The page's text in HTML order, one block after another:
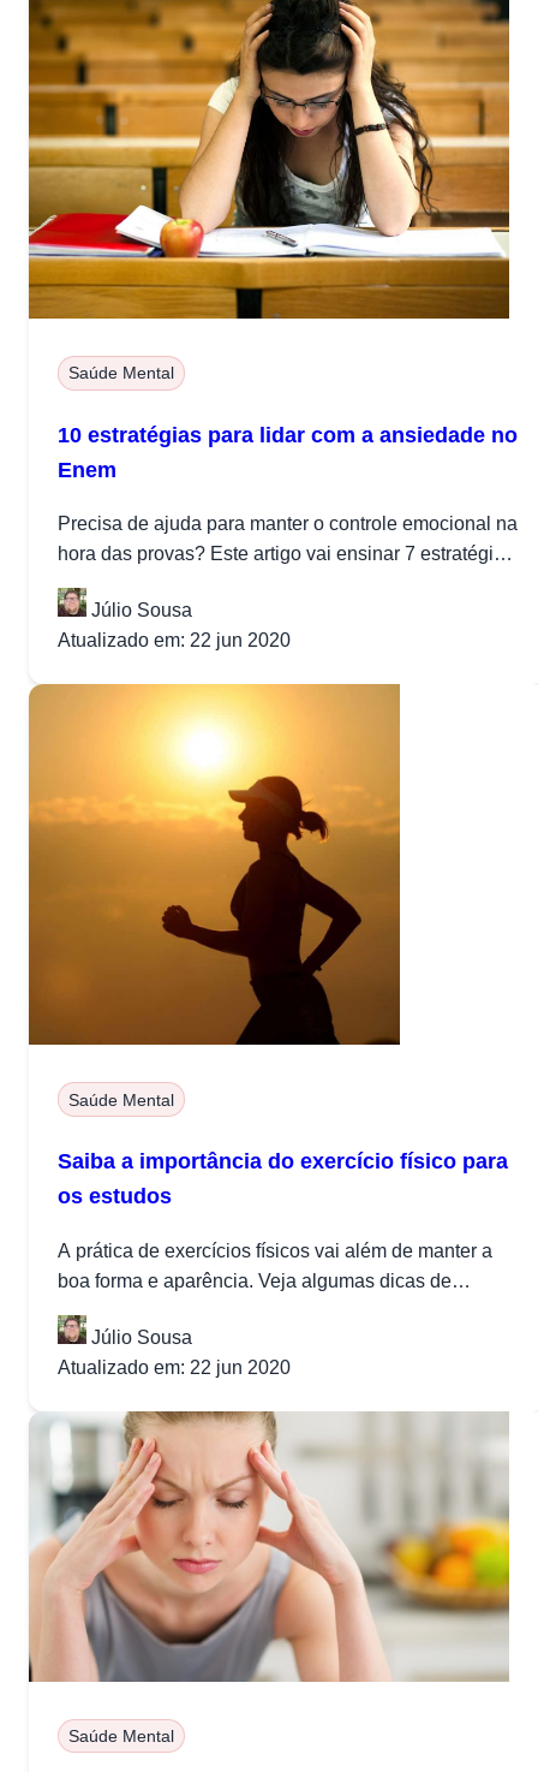
Saúde Mental
10 estratégias para lidar com a ansiedade no
Enem
Precisa de ajuda para manter o controle emocional na
hora das provas? Este artigo vai ensinar 7 estratégias
para evitar...
Júlio Sousa
Atualizado em: 22 jun 2020
Saúde Mental
Saiba a importância do exercício físico para
os estudos
A prática de exercícios físicos vai além de manter a
boa forma e aparência. Veja algumas dicas de
exercícios para...
Júlio Sousa
Atualizado em: 22 jun 2020
Saúde Mental